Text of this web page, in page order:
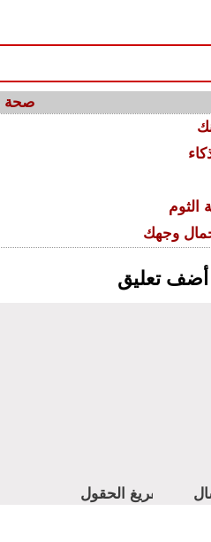
لصحة جيدة
صحة
الثوم
وجهك
أضف تعليق